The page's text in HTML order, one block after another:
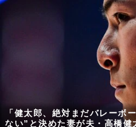
「健太郎、絶対まだバレーボ
ない”と決めた妻が夫・高橋